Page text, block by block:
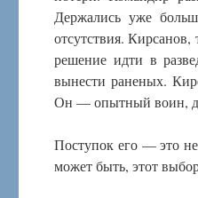
Держались уже
отсутствия.
решение идти в
вынести раненых.
Он — опытный воин,
Поступок его — это
может быть, этот